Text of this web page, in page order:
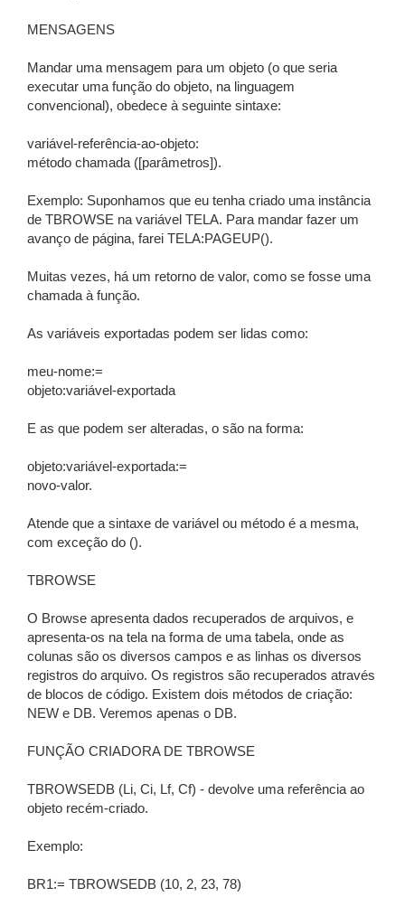
MENSAGENS
Mandar uma mensagem para um objeto (o que seria
executar uma função do objeto, na linguagem
convencional), obedece à seguinte sintaxe:
variável-referência-ao-objeto:
método chamada ([parâmetros]).
Exemplo: Suponhamos que eu tenha criado uma instância
de TBROWSE na variável TELA. Para mandar fazer um
avanço de página, farei TELA:PAGEUP().
Muitas vezes, há um retorno de valor, como se fosse uma
chamada à função.
As variáveis exportadas podem ser lidas como:
meu-nome:=
objeto:variável-exportada
E as que podem ser alteradas, o são na forma:
objeto:variável-exportada:=
novo-valor.
Atende que a sintaxe de variável ou método é a mesma,
com exceção do ().
TBROWSE
O Browse apresenta dados recuperados de arquivos, e
apresenta-os na tela na forma de uma tabela, onde as
colunas são os diversos campos e as linhas os diversos
registros do arquivo. Os registros são recuperados através
de blocos de código. Existem dois métodos de criação:
NEW e DB. Veremos apenas o DB.
FUNÇÃO CRIADORA DE TBROWSE
TBROWSEDB (Li, Ci, Lf, Cf) - devolve uma referência ao
objeto recém-criado.
Exemplo:
BR1:= TBROWSEDB (10, 2, 23, 78)